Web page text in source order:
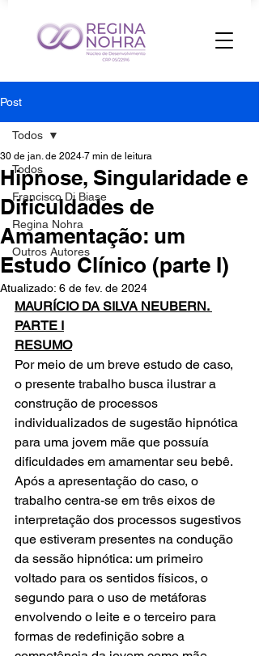
Post
Todos
Francisco Di Biase
Regina Nohra
Outros Autores
Todos
Hipnose, Singularidade e
Dificuldades de
Amamentação: um
Estudo Clínico (parte I)
30 de jan. de 2024 7 min de leitura
Atualizado: 6 de fev. de 2024
MAURÍCIO DA SILVA NEUBERN.
PARTE I
RESUMO
Por meio de um breve estudo de caso,
o presente trabalho busca ilustrar a
construção de processos
individualizados de sugestão hipnótica
para uma jovem mãe que possuía
dificuldades em amamentar seu bebê.
Após a apresentação do caso, o
trabalho centra-se em três eixos de
interpretação dos processos sugestivos
que estiveram presentes na condução
da sessão hipnótica: um primeiro
voltado para os sentidos físicos, o
segundo para o uso de metáforas
envolvendo o leite e o terceiro para
formas de redefinição sobre a